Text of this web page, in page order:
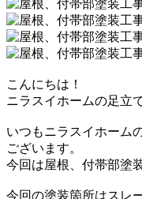
こんにちは！
ニラスイホームの足立
いつもニラスイホーム
ございます。
今回は屋根、付帯部塗
今回の塗装箇所はスレ